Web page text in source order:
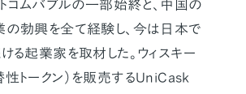
コムバブルの一部始終と、中国の
の勃興を全て経験し、今は日本で
る起業家を取材した。ウィスキー
トークン）を販売するUniCask